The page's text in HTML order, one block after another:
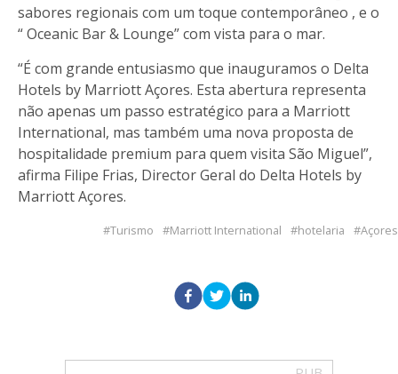
sabores regionais com um toque contemporâneo , e o
“ Oceanic Bar & Lounge” com vista para o mar.
“É com grande entusiasmo que inauguramos o Delta
Hotels by Marriott Açores. Esta abertura representa
não apenas um passo estratégico para a Marriott
International, mas também uma nova proposta de
hospitalidade premium para quem visita São Miguel”,
afirma Filipe Frias, Director Geral do Delta Hotels by
Marriott Açores.
Turismo Marriott International hotelaria Açores